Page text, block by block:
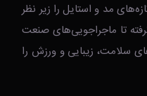
مد و استایل را زیر نظر
تا ماجراجویی‌های صنعت
سلامت، زیبایی و ورزش را